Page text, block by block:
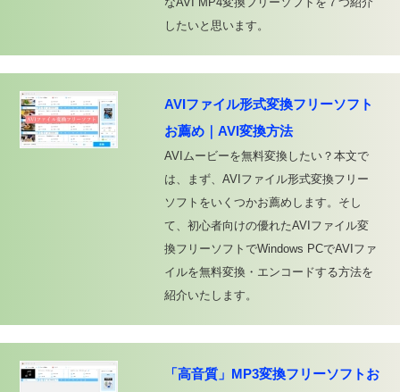
したいと思います。
AVIファイル形式変換フリーソフト
お薦め｜AVI変換方法
AVIムービーを無料変換したい？本文で
は、まず、AVIファイル形式変換フリー
ソフトをいくつかお薦めします。そし
て、初心者向けの優れたAVIファイル変
換フリーソフトでWindows PCでAVIファ
イルを無料変換・エンコードする方法を
紹介いたします。
「高音質」MP3変換フリーソフトお